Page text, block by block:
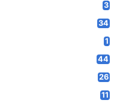
3
34
1
44
26
11